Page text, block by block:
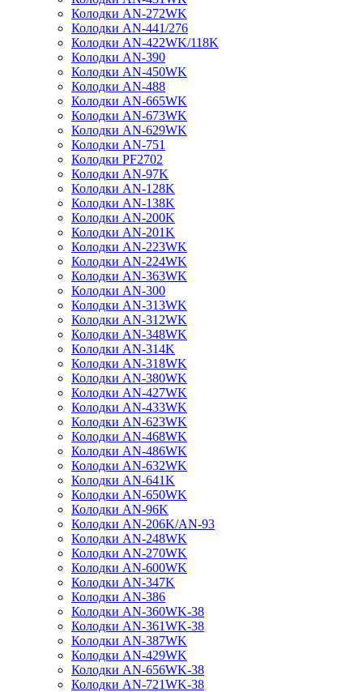
Колодки AN-272WK
Колодки AN-441/276
Колодки AN-422WK/118K
Колодки AN-390
Колодки AN-450WK
Колодки AN-488
Колодки AN-665WK
Колодки AN-673WK
Колодки AN-629WK
Колодки AN-751
Колодки PF2702
Колодки AN-97K
Колодки AN-128K
Колодки AN-138K
Колодки AN-200K
Колодки AN-201K
Колодки AN-223WK
Колодки AN-224WK
Колодки AN-363WK
Колодки AN-300
Колодки AN-313WK
Колодки AN-312WK
Колодки AN-348WK
Колодки AN-314K
Колодки AN-318WK
Колодки AN-380WK
Колодки AN-427WK
Колодки AN-433WK
Колодки AN-623WK
Колодки AN-468WK
Колодки AN-486WK
Колодки AN-632WK
Колодки AN-641K
Колодки AN-650WK
Колодки AN-96K
Колодки AN-206K/AN-93
Колодки AN-248WK
Колодки AN-270WK
Колодки AN-600WK
Колодки AN-347K
Колодки AN-386
Колодки AN-360WK-38
Колодки AN-361WK-38
Колодки AN-387WK
Колодки AN-429WK
Колодки AN-656WK-38
Колодки AN-721WK-38